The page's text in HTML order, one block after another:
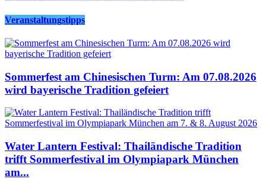
Veranstaltungstipps
Sommerfest am Chinesischen Turm: Am 07.08.2026
wird bayerische Tradition gefeiert
Water Lantern Festival: Thailändische Tradition
trifft Sommerfestival im Olympiapark München
am...